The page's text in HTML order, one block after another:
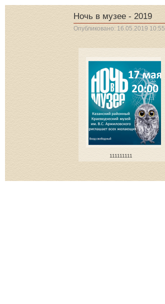
Ночь в музее - 2019
Опубликовано: 16.05.2019 10:55
111111111